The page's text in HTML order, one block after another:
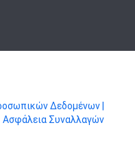
Δεδομένων |
Ασφάλεια Συναλλαγών